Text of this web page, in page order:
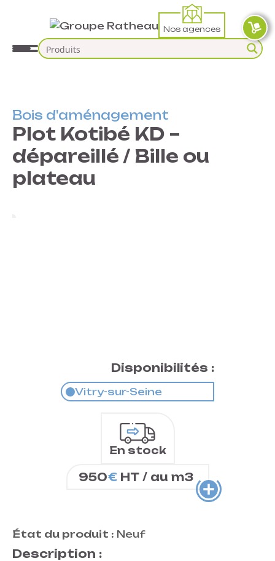
Nos agences
Bois d'aménagement
Plot Kotibé KD –
dépareillé / Bille ou
plateau
Disponibilités :
Vitry-sur-Seine
En stock
950€ HT / au m3
État du produit : Neuf
Description :